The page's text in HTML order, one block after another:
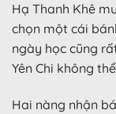
Hạ Thanh Khê
chọn một cái
ngày học cũng
Yên Chi không
Hai nàng nhận